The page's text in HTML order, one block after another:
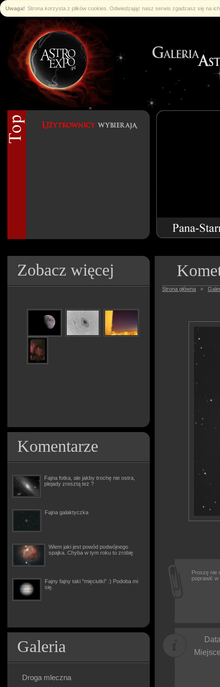
Uwaga! Strona korzysta z plików cookies. Odwiedzając nasz serwis zgadzasz się na
Zobacz więcej
Komentarze
Fajna fotka, ale jakby trochę nie ostra,
plejady zresztą też ?
Fajna galaktyczka
Wiem jaki jest powód podwójnego
spajka. Chyba w tym roku to zrobię
Fajny fajny taki "mięciutki" :) Podoba mi
się.
Galeria
Droga mleczna
Strona główna »
Proszę nie
poprawić w